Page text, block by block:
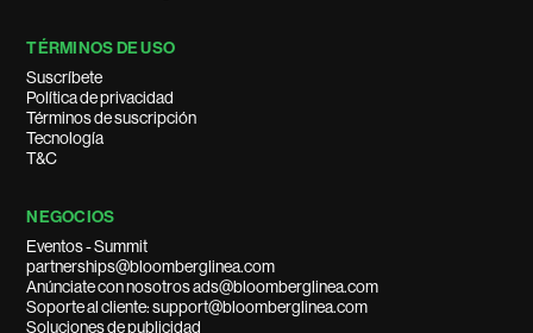
TÉRMINOS DE USO
Suscríbete
Política de privacidad
Términos de suscripción
Tecnología
T&C
NEGOCIOS
Eventos - Summit
partnerships@bloomberglinea.com
Anúnciate con nosotros ads@bloomberglinea.com
Soporte al cliente: support@bloomberglinea.com
Soluciones de publicidad